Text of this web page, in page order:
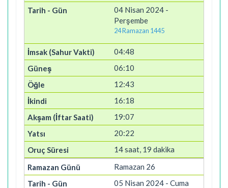
04 Nisan 2024 -
Perşembe
24 Ramazan 1445
04:48
06:10
12:43
16:18
19:07
20:22
14 saat, 19 dakika
Ramazan 26
05 Nisan 2024 - Cuma